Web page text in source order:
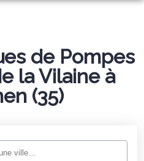
de Pompes
la Vilaine à
(35)